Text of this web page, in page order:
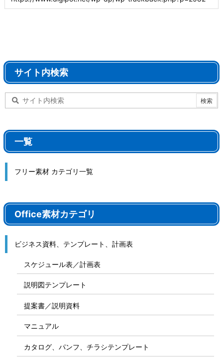
サイト内検索
一覧
フリー素材 カテゴリ一覧
Office素材カテゴリ
ビジネス資料、テンプレート、計画表
スケジュール表／計画表
説明図テンプレート
提案書／説明資料
マニュアル
カタログ、パンフ、チラシテンプレート